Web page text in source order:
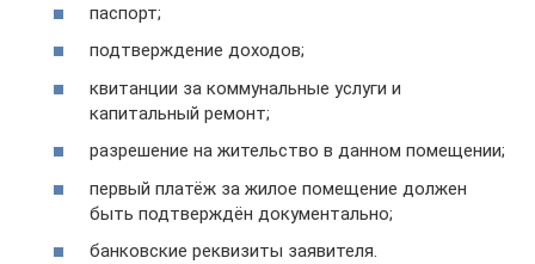
паспорт;
подтверждение доходов;
квитанции за коммунальные услуги и
капитальный ремонт;
разрешение на жительство в данном помещении;
первый платёж за жилое помещение должен
быть подтверждён документально;
банковские реквизиты заявителя.